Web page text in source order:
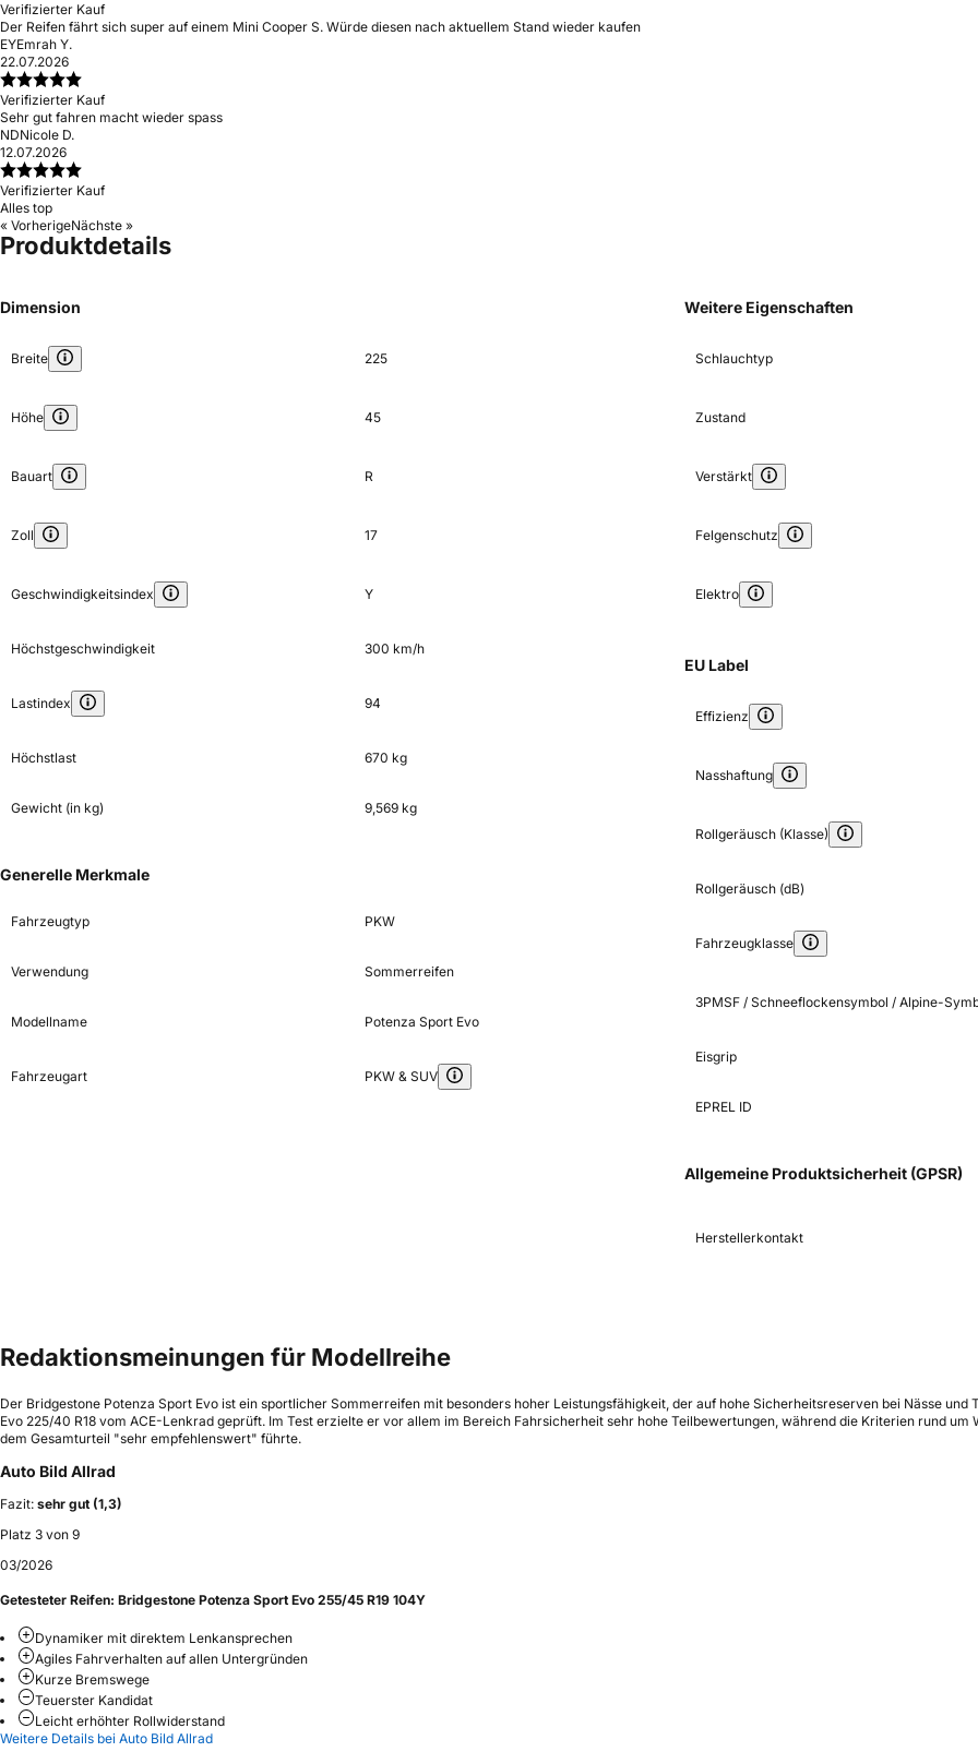
Verifizierter Kauf
Der Reifen fährt sich super auf einem Mini Cooper S. Würde diesen nach aktuellem Stand wieder kaufen
EYEmrah Y.
22.07.2026
Verifizierter Kauf
Sehr gut fahren macht wieder spass
NDNicole D.
12.07.2026
Verifizierter Kauf
Alles top
« VorherigeNächste »
Produktdetails
Dimension
Breite 225
Höhe 45
Bauart R
Zoll 17
Geschwindigkeitsindex Y
Höchstgeschwindigkeit 300 km/h
Lastindex 94
Höchstlast 670 kg
Gewicht (in kg) 9,569 kg
Generelle Merkmale
Fahrzeugtyp PKW
Verwendung Sommerreifen
Modellname Potenza Sport Evo
Fahrzeugart PKW & SUV
Weitere Eigenschaften
Schlauchtyp
Zustand
Verstärkt
Felgenschutz
Elektro
EU Label
Effizienz
Nasshaftung
Rollgeräusch (Klasse)
Rollgeräusch (dB)
Fahrzeugklasse
3PMSF / Schneeflockensymbol / Alpine-
Eisgrip
EPREL ID
Allgemeine Produktsicherheit (GPSR)
Herstellerkontakt
Redaktionsmeinungen für Modellreihe
Der Bridgestone Potenza Sport Evo ist ein sportlicher Sommerreifen mit besonders hoher Leistungsfähigkeit, der auf hohe Sicherheitsreserven bei Nässe
Evo 225/40 R18 vom ACE-Lenkrad geprüft. Im Test erzielte er vor allem im Bereich Fahrsicherheit sehr hohe Teilbewertungen, während die Kriterien rund
dem Gesamturteil "sehr empfehlenswert" führte.
Auto Bild Allrad
Fazit: sehr gut (1,3)
Platz 3 von 9
03/2026
Getesteter Reifen: Bridgestone Potenza Sport Evo 255/45 R19 104Y
Dynamiker mit direktem Lenkansprechen
Agiles Fahrverhalten auf allen Untergründen
Kurze Bremswege
Teuerster Kandidat
Leicht erhöhter Rollwiderstand
Weitere Details bei Auto Bild Allrad